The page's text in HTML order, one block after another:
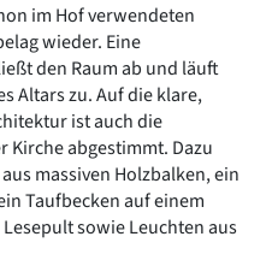
im Hof verwendeten
wieder. Eine
den Raum ab und läuft
Altars zu. Auf die klare,
ist auch die
Kirche abgestimmt. Dazu
massiven Holzbalken, ein
Taufbecken auf einem
sowie Leuchten aus